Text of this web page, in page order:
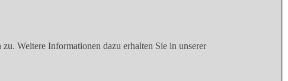
Weitere Informationen dazu erhalten Sie in unserer